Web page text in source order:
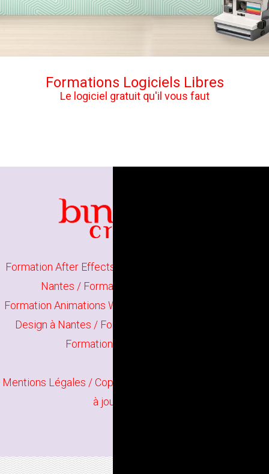
Formations Logiciels Libres
Le logiciel gratuit qu'il vous faut
Formation After Effects à Nantes
Nantes / Formation Photoshop à Nantes
Formation Animations Web à Nantes
Design à Nantes / Formation OpenToonz à Nantes
Formation Illustrator à Nantes
Mentions Légales / Copyright
à jour en juin 2026